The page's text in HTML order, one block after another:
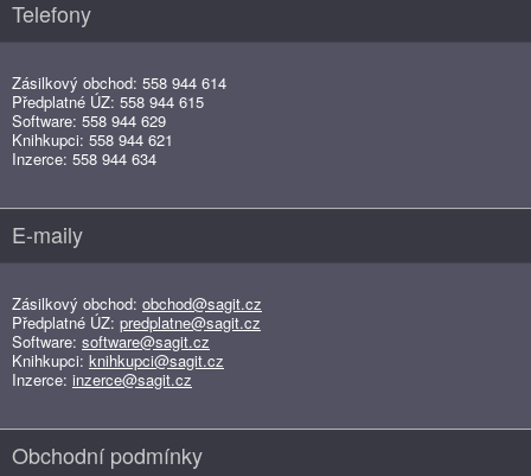
Telefony
Zásilkový obchod: 558 944 614
Předplatné ÚZ: 558 944 615
Software: 558 944 629
Knihkupci: 558 944 621
Inzerce: 558 944 634
E-maily
Zásilkový obchod: obchod@sagit.cz
Předplatné ÚZ: predplatne@sagit.cz
Software: software@sagit.cz
Knihkupci: knihkupci@sagit.cz
Inzerce: inzerce@sagit.cz
Obchodní podmínky